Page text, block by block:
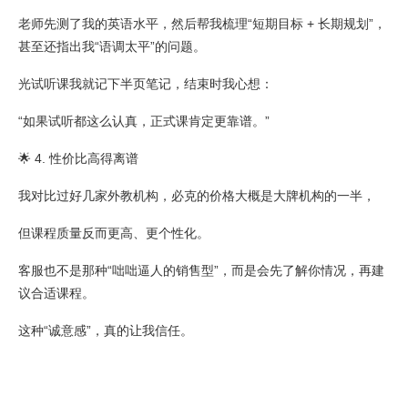
老师先测了我的英语水平，然后帮我梳理“短期目标 + 长期规划”，
甚至还指出我“语调太平”的问题。
光试听课我就记下半页笔记，结束时我心想：
“如果试听都这么认真，正式课肯定更靠谱。”
🌟 4. 性价比高得离谱
我对比过好几家外教机构，必克的价格大概是大牌机构的一半，
但课程质量反而更高、更个性化。
客服也不是那种“咄咄逼人的销售型”，而是会先了解你情况，再建
议合适课程。
这种“诚意感”，真的让我信任。